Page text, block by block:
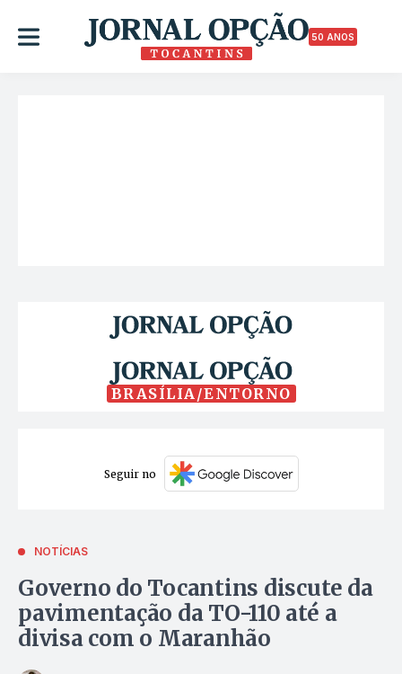
50 ANOS
BRASÍLIA/ENTORNO
Seguir no
NOTÍCIAS
Governo do Tocantins discute da
pavimentação da TO-110 até a
divisa com o Maranhão